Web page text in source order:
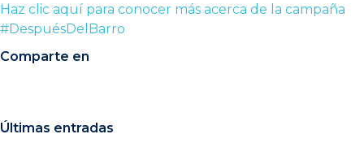
Haz clic aquí para conocer más acerca de l a campaña
#DespuésDelBarro
Comparte en
Últimas entradas